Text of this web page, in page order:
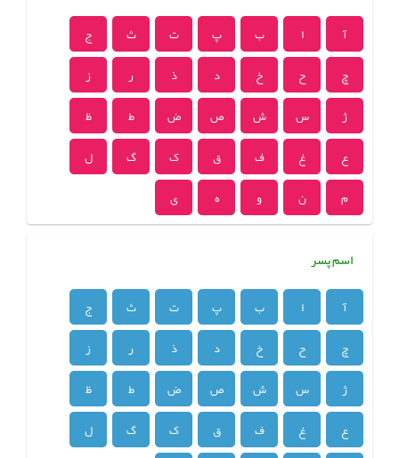
آ ا ب پ ت ث
ج
چ
ح خ د ذ ر
ز
ژ
س ش ص ض ط
ظ
ع
غ ف ق ک گ
ل
م
ن و ه ی
اسم پسر
آ ا ب پ ت ث
ج
چ
ح خ د ذ ر
ز
ژ
س ش ص ض ط
ظ
ع
غ ف ق ک گ
ل